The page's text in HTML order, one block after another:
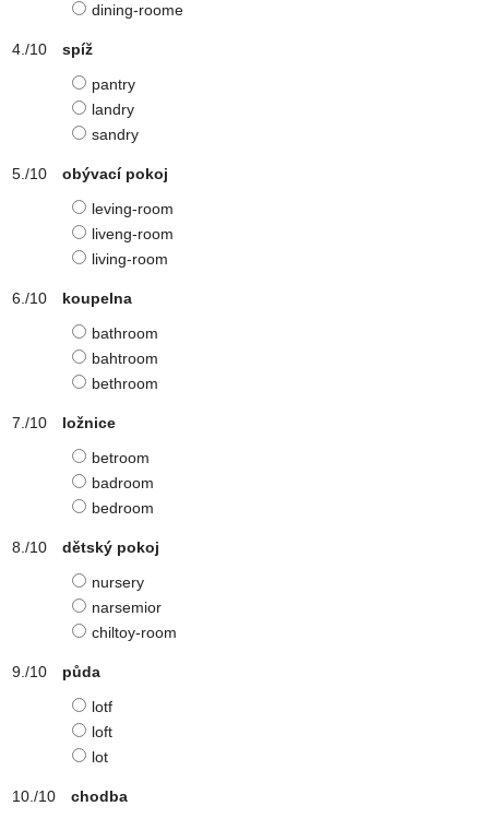
dining-roome
spíž
pantry
landry
sandry
obývací pokoj
leving-room
liveng-room
living-room
koupelna
bathroom
bahtroom
bethroom
ložnice
betroom
badroom
bedroom
dětský pokoj
nursery
narsemior
chiltoy-room
půda
lotf
loft
lot
chodba